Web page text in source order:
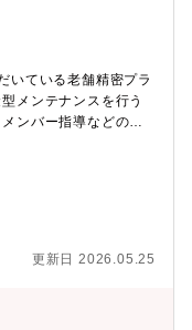
直接貢献できるやり
、年間休日122日、転
が整っており、地域
す。
いている老舗精密プラ
メンテナンスを行う
ンバー指導などのマ
れたご経験を生かし
長に貢献いただく業
を持って働ける環境
】50代課長、50代課
ていただきます。
更新日 2026.05.25